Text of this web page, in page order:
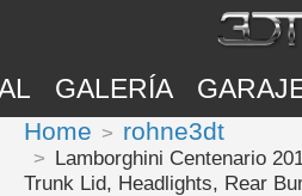
GALERÍA
Home rohne3dt
Lamborghini Centenario
Trunk Lid, Headlights, Rear